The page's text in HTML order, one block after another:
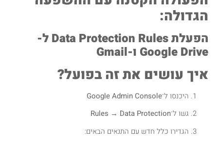
הגדולה:
הפעלת Data Protection Rules ל-
Google Drive ו-Gmail
איך עושים את זה בפועל?
היכנסו ל־Google Admin Console
גשו ל־Rules → Data Protection
הגדירו כלל חדש עם התנאים הבאים: